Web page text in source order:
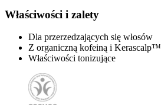
Właściwości i zalety
Dla przerzedzających się włosów
Z organiczną kofeiną i Kerascalp™
Właściwości tonizujące